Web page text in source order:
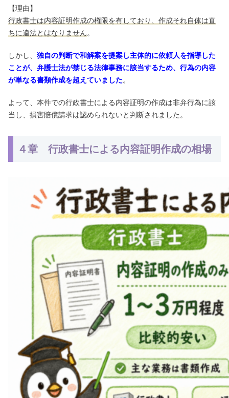
【理由】
行政書士は内容証明作成の権限を有しており、作成それ自体は直
ちに違法とはなりません。
しかし、独自の判断で和解案を提案し主体的に依頼人を指導した
ことが、弁護士法が禁じる法律事務に該当するため、行為の内容
が単なる書類作成を超えていました。
よって、本件での行政書士による内容証明の作成は非弁行為に該
当し、損害賠償請求は認められないと判断されました。
４章 行政書士による内容証明作成の相場